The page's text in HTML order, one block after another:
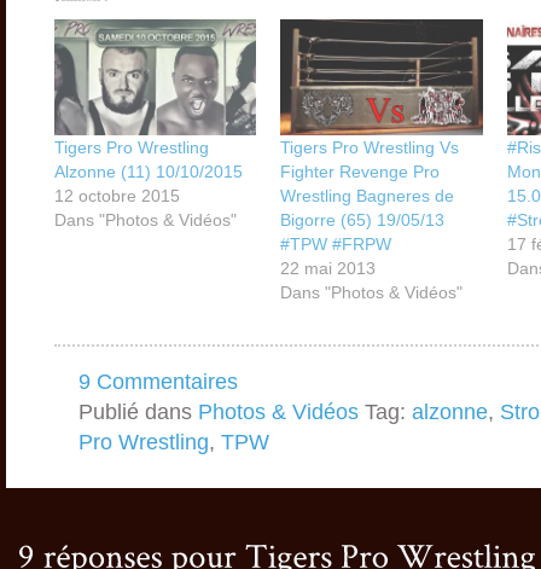
Tigers Pro Wrestling
Alzonne (11) 10/10/2015
12 octobre 2015
Dans "Photos & Vidéos"
Tigers Pro Wrestling Vs
Fighter Revenge Pro
Wrestling Bagneres de
Bigorre (65) 19/05/13
#TPW #FRPW
22 mai 2013
Dans "Photos & Vidéos"
17
9 Commentaires
Publié dans Photos & Vidéos Tag: alzonne,
Pro Wrestling, TPW